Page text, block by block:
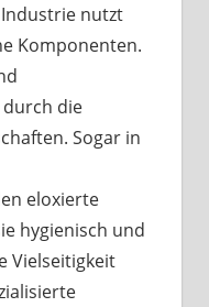
nutzt
Komponenten.
die
Sogar in
eloxierte
hygienisch und
Vielseitigkeit